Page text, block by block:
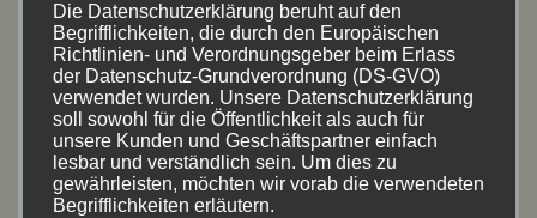
Mai 2024(9)
April 2024(2)
August 2023(17)
Juni 2023(1)
Die Datenschutzerklärung beruht auf den
Begrifflichkeiten, die durch den Europäischen
Richtlinien- und Verordnungsgeber beim Erlass
der Datenschutz-Grundverordnung (DS-GVO)
verwendet wurden. Unsere Datenschutzerklärung
soll sowohl für die Öffentlichkeit als auch für
unsere Kunden und Geschäftspartner einfach
lesbar und verständlich sein. Um dies zu
gewährleisten, möchten wir vorab die verwendeten
Begrifflichkeiten erläutern.